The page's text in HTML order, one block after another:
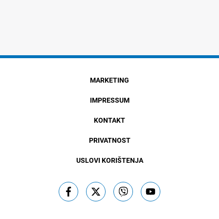
MARKETING
IMPRESSUM
KONTAKT
PRIVATNOST
USLOVI KORIŠTENJA